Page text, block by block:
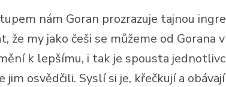
nám Goran prozrazuje tajnou
že my jako češi se můžeme od
k lepšímu, i tak je spousta
jim osvědčili. Syslí si je, křečkují a